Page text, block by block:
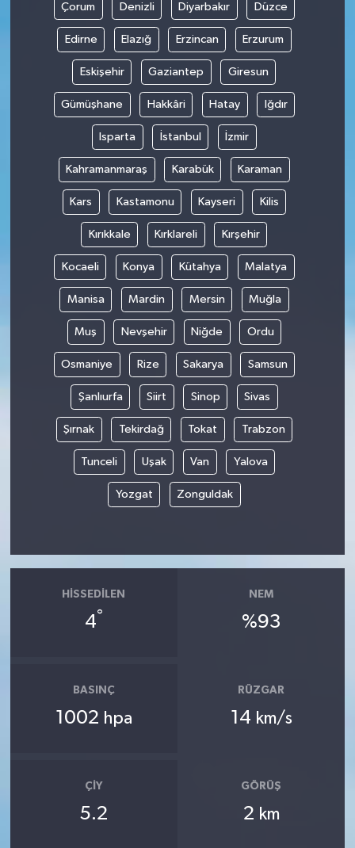
Çorum Denizli Diyarbakır Düzce
Edirne Elazığ Erzincan Erzurum
Eskişehir Gaziantep Giresun
Gümüşhane Hakkâri Hatay Iğdır
Isparta İstanbul İzmir
Kahramanmaraş Karabük Karaman
Kars Kastamonu Kayseri Kilis
Kırıkkale Kırklareli Kırşehir
Kocaeli Konya Kütahya Malatya
Manisa Mardin Mersin Muğla
Muş Nevşehir Niğde Ordu
Osmaniye Rize Sakarya Samsun
Şanlıurfa Siirt Sinop Sivas
Şırnak Tekirdağ Tokat Trabzon
Tunceli Uşak Van Yalova
Yozgat Zonguldak
HISSEDILEN
4°
NEM
%93
BASINÇ
1002 hpa
RÜZGAR
14 km/s
ÇIY
5.2
GÖRÜŞ
2 km